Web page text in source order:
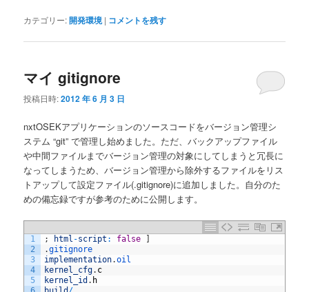
カテゴリー:開発環境 | コメントを残す
マイ gitignore
投稿日時:2012 年 6 月 3 日
nxtOSEKアプリケーションのソースコードをバージョン管理シ
ステム “git” で管理し始めました。ただ、バックアップファイル
や中間ファイルまでバージョン管理の対象にしてしまうと冗長に
なってしまうため、バージョン管理から除外するファイルをリス
トアップして設定ファイル(.gitignore)に追加しました。自分のた
めの備忘録ですが参考のために公開します。
1
2
3
4
5
; html -script : false
.gitignore
implementation.oil
kernel_cfg. c
kernel_id . h